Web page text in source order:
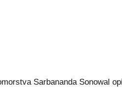
Sarbananda Sonowal